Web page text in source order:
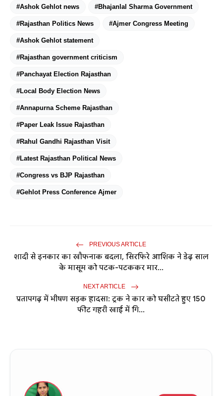
#Ashok Gehlot news #Bhajanlal Sharma Government
#Rajasthan Politics News #Ajmer Congress Meeting
#Ashok Gehlot statement
#Rajasthan government criticism
#Panchayat Election Rajasthan
#Local Body Election News
#Annapurna Scheme Rajasthan
#Paper Leak Issue Rajasthan
#Rahul Gandhi Rajasthan Visit
#Latest Rajasthan Political News
#Congress vs BJP Rajasthan
#Gehlot Press Conference Ajmer
PREVIOUS ARTICLE
शादी से इनकार का खौफनाक बदला, सिरफिरे आशिक ने डेढ़ साल
के मासूम को पटक-पटककर मार...
NEXT ARTICLE
प्रतापगढ़ में भीषण सड़क हादसा: ट्रक ने कार को घसीटते हुए 150
फीट गहरी खाई में गि...